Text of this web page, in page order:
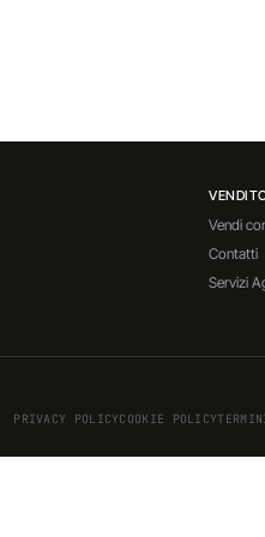
Vendi
Contatti
Servizi
PRIVACY POLICYCOOKIE POLICY